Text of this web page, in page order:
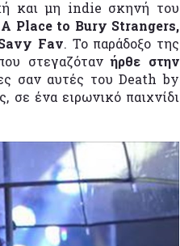
και μη indie σκηνή του
A Place to Bury Strangers,
Fav. Το παράδοξο της
στεγαζότανήρθε στην
σαν αυτές του Death by
σε ένα ειρωνικό παιχνίδι